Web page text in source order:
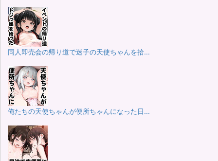
同人即売会の帰り道で迷子の天使ちゃんを拾...
俺たちの天使ちゃんが便所ちゃんになった日...